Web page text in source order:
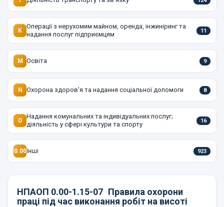
K
Операції з нерухомим майном, оренда, інжиніринг та
надання послуг підприємцям
11
M Освіта 9
N Охорона здоров'я та надання соціальної допомоги 8
O
Надання комунальних та індивідуальних послуг;
діяльність у сфері культури та спорту
16
0.00Інші 923
НПАОП 0.00-1.15-07 Правила охорони
праці під час виконання робіт на висоті